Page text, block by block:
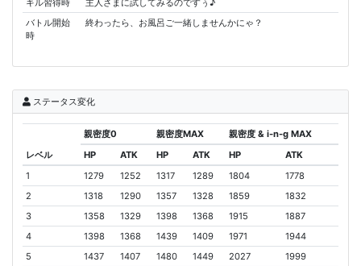
キル習得時
主人さまに試してみるのですぅ♪
バトル開始
時
終わったら、お風呂ご一緒しませんかにゃ？
ステータス変化
レベル
親密度0 親密度MAX
親密度 & i-n-g MAX
HP
ATK HP ATK HP
ATK
1
1279 1252 1317 1289 1804
1778
2
1318 1290 1357 1328 1859
1832
3
1358 1329 1398 1368 1915
1887
4
1398 1368 1439 1409 1971
1944
5
1437 1407 1480 1449 2027
1999